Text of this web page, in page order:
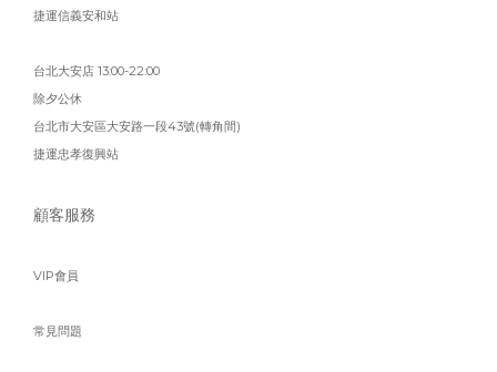
捷運信義安和站
台北大安店 13:00-22:00
除夕公休
台北市大安區大安路一段43號(轉角間)
捷運忠孝復興站
顧客服務
VIP會員
常見問題